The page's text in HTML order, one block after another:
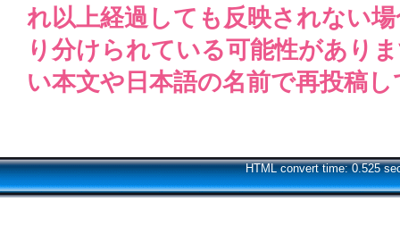
れ以上経過しても反映されない
り分けられている可能性があり
い本文や日本語の名前で再投稿
HTML convert time: 0.525